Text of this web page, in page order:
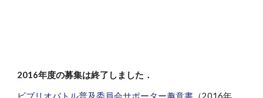
2016年度の募集は終了しました．
ビブリオバトル普及委員会サポーター趣意書 （2016年